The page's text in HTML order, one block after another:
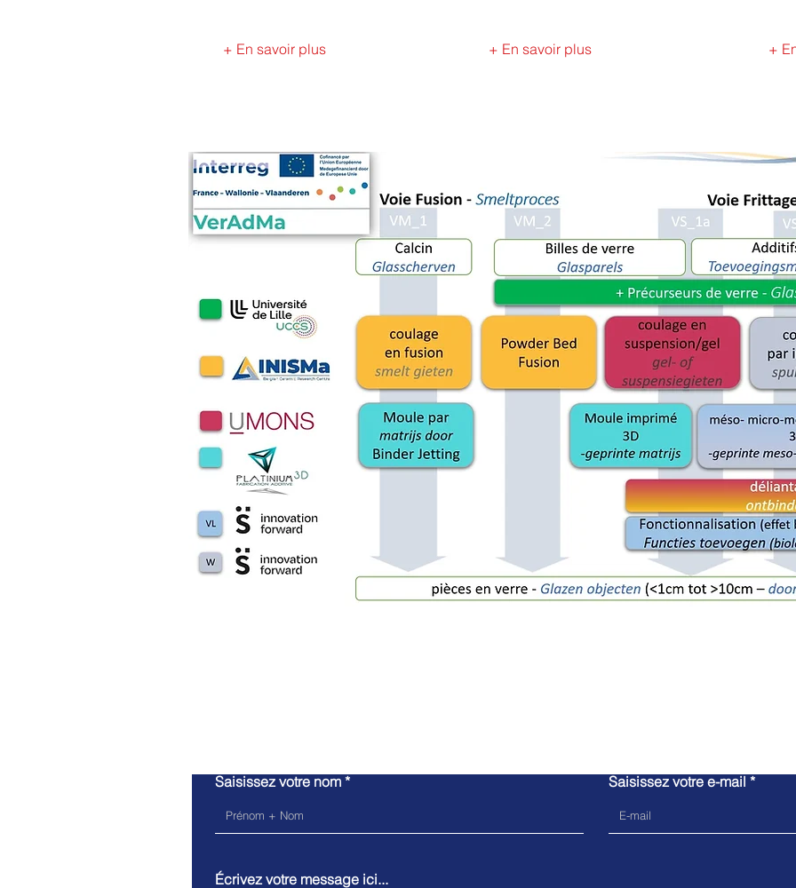
+ En savoir plus + En savoir plus +
Saisissez votre nom Saisissez votre e-mail
Écrivez votre message ici...